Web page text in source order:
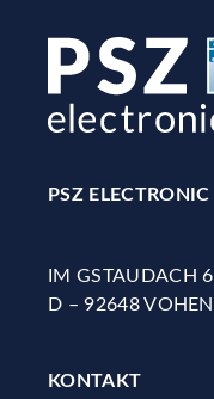
PSZ
IM GSTAUDACH 6
D – 92648
KONTAKT